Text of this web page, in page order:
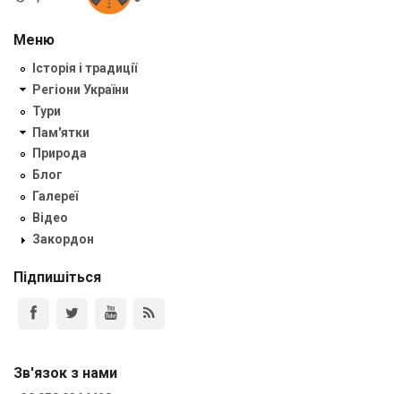
Меню
Історія і традиції
Регіони України
Тури
Пам'ятки
Природа
Блог
Галереї
Відео
Закордон
Підпишіться
Зв'язок з нами